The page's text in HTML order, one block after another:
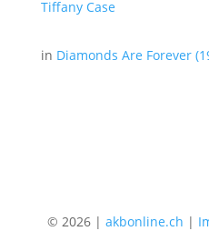
Tiffany Case
in Diamonds Are Forever
© 2026 | akbonline.ch |